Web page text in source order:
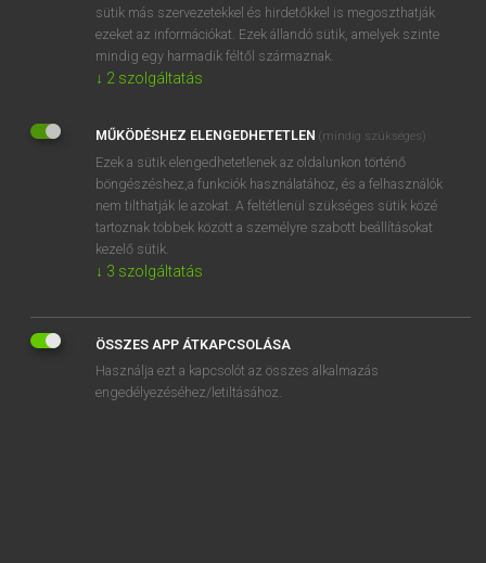
after-sales service
after-school
aftershave
aftershock
aftertaste
after-taste
SZOTAR.NET APPLIKÁCIÓ
MICROSOFT OFFICE BŐVÍTMÉNY
sütik más szervezetekkel és hirdetőkkel is megoszthatják
ezeket az információkat. Ezek állandó sütik, amelyek szinte
mindig egy harmadik féltől származnak.
↓ 2 szolgáltatás
MŰKÖDÉSHEZ ELENGEDHETETLEN (mindig szükséges)
Ezek a sütik elengedhetetlenek az oldalunkon történő
böngészéshez,a funkciók használatához, és a felhasználók
nem tilthatják le azokat. A feltétlenül szükséges sütik közé
tartoznak többek között a személyre szabott beállításokat
kezelő sütik.
↓ 3 szolgáltatás
ÖSSZES APP ÁTKAPCSOLÁSA
Használja ezt a kapcsolót az összes alkalmazás
engedélyezéséhez/letiltásához.